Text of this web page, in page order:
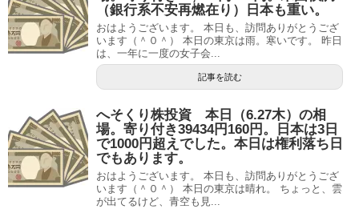
（銀行系不安再燃在り）日本も重い。
おはようございます。 本日も、訪問ありがとうござ
います（＾０＾） 本日の東京は雨。寒いです。 昨日
は、一年に一度の女子会...
記事を読む
へそくり株投資 本日（6.27木）の相
場。寄り付き39434円160円。日本は3日
で1000円超えでした。本日は権利落ち日
でもあります。
おはようございます。 本日も、訪問ありがとうござ
います（＾０＾） 本日の東京は晴れ。 ちょっと、雲
が出てるけど、青空も見...